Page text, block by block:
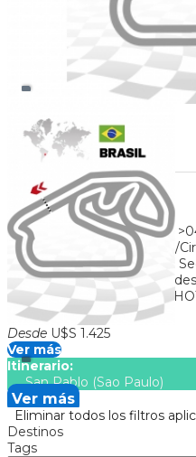
GP Brasil - Interlagos
Duración:
5 Días4Noches
SERVICIOS INCLUIDOS
desayuno Traslado Hotel/
regularTicket Fórmula 1 -
1Coordinación propia en
OTROS SECTORES Y/O
Desde U$S 1.425
Ver más
Itinerario:
San Pablo (Sao Paulo)
Ver más
Eliminar todos los filtros
Destinos
Tags